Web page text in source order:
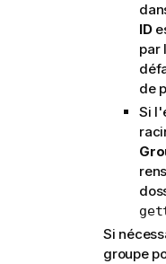
ID
par
de
Si
Si
groupe